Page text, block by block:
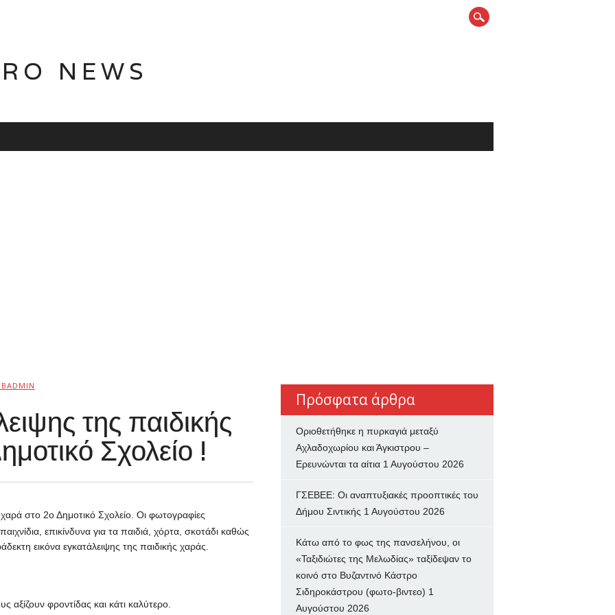
NEWS
της παιδικής
Σχολείο !
στο 2ο Δημοτικό Σχολείο. Οι φωτογραφίες
επικίνδυνα για τα παιδιά, χόρτα, σκοτάδι καθώς
εικόνα εγκατάλειψης της παιδικής χαράς.
αξίζουν φροντίδας και κάτι καλύτερο.
Πρόσφατα άρθρα
Οριοθετήθηκε η πυρκαγιά μεταξύ
Αχλαδοχωρίου και Άγκιστρου –
Ερευνώνται τα αίτια 1 Αυγούστου 2026
ΓΣΕΒΕΕ: Οι αναπτυξιακές προοπτικές του
Δήμου Σιντικής 1 Αυγούστου 2026
Κάτω από το φως της πανσελήνου, οι
«Ταξιδιώτες της Μελωδίας» ταξίδεψαν το
κοινό στο Βυζαντινό Κάστρο
Σιδηροκάστρου (φωτο-βιντεο) 1
Αυγούστου 2026